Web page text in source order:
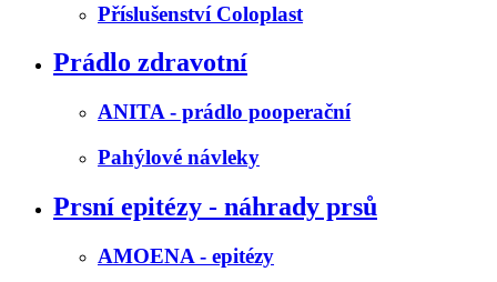
Příslušenství Coloplast
Prádlo zdravotní
ANITA - prádlo pooperační
Pahýlové návleky
Prsní epitézy - náhrady prsů
AMOENA - epitézy